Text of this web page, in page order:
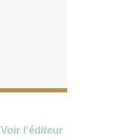
Voir l'éditeur